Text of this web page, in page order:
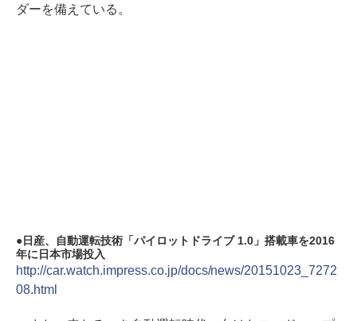
ダーを備えている。
日産、自動運転技術「パイロットドライブ 1.0」搭載車を2016
年に日本市場投入
http://car.watch.impress.co.jp/docs/news/20151023_7272
08.html